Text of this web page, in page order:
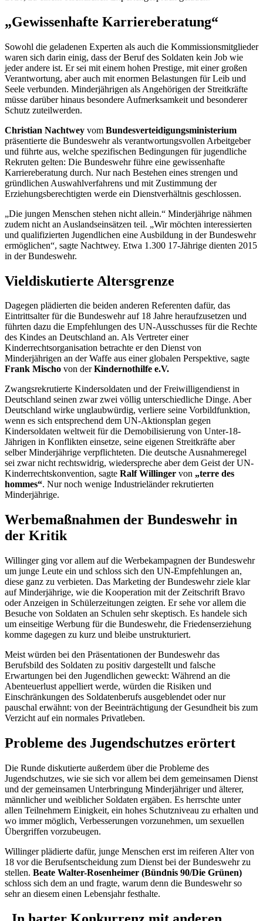
„Gewissenhafte Karriereberatung“
Sowohl die geladenen Experten als auch die Kommissionsmitglieder
waren sich darin einig, dass der Beruf des Soldaten kein Job wie
jeder andere ist. Er sei mit einem hohen Prestige, mit einer großen
Verantwortung, aber auch mit enormen Belastungen für Leib und
Seele verbunden. Minderjährigen als Angehörigen der Streitkräfte
müsse darüber hinaus besondere Aufmerksamkeit und besonderer
Schutz zuteilwerden.
Christian Nachtwey vom Bundesverteidigungsministerium
präsentierte die Bundeswehr als verantwortungsvollen Arbeitgeber
und führte aus, welche spezifischen Bedingungen für jugendliche
Rekruten gelten: Die Bundeswehr führe eine gewissenhafte
Karriereberatung durch. Nur nach Bestehen eines strengen und
gründlichen Auswahlverfahrens und mit Zustimmung der
Erziehungsberechtigten werde ein Dienstverhältnis geschlossen.
„Die jungen Menschen stehen nicht allein.“ Minderjährige nähmen
zudem nicht an Auslandseinsätzen teil. „Wir möchten interessierten
und qualifizierten Jugendlichen eine Ausbildung in der Bundeswehr
ermöglichen“, sagte Nachtwey. Etwa 1.300 17-Jährige dienten 2015
in der Bundeswehr.
Vieldiskutierte Altersgrenze
Dagegen plädierten die beiden anderen Referenten dafür, das
Eintrittsalter für die Bundeswehr auf 18 Jahre heraufzusetzen und
führten dazu die Empfehlungen des UN-Ausschusses für die Rechte
des Kindes an Deutschland an. Als Vertreter einer
Kinderrechtsorganisation betrachte er den Dienst von
Minderjährigen an der Waffe aus einer globalen Perspektive, sagte
Frank Mischo von derKindernothilfe e.V.
Zwangsrekrutierte Kindersoldaten und der Freiwilligendienst in
Deutschland seinen zwar zwei völlig unterschiedliche Dinge. Aber
Deutschland wirke unglaubwürdig, verliere seine Vorbildfunktion,
wenn es sich entsprechend dem UN-Aktionsplan gegen
Kindersoldaten weltweit für die Demobilisierung von Unter-18-
Jährigen in Konflikten einsetze, seine eigenen Streitkräfte aber
selber Minderjährige verpflichteten. Die deutsche Ausnahmeregel
sei zwar nicht rechtswidrig, wiederspreche aber dem Geist der UN-
Kinderrechtskonvention, sagte Ralf Willinger von „terre des
hommes“. Nur noch wenige Industrieländer rekrutierten
Minderjährige.
Werbemaßnahmen der Bundeswehr in
der Kritik
Willinger ging vor allem auf die Werbekampagnen der Bundeswehr
um junge Leute ein und schloss sich den UN-Empfehlungen an,
diese ganz zu verbieten. Das Marketing der Bundeswehr ziele klar
auf Minderjährige, wie die Kooperation mit der Zeitschrift Bravo
oder Anzeigen in Schülerzeitungen zeigten. Er sehe vor allem die
Besuche von Soldaten an Schulen sehr skeptisch. Es handele sich
um einseitige Werbung für die Bundeswehr, die Friedenserziehung
komme dagegen zu kurz und bleibe unstrukturiert.
Meist würden bei den Präsentationen der Bundeswehr das
Berufsbild des Soldaten zu positiv dargestellt und falsche
Erwartungen bei den Jugendlichen geweckt: Während an die
Abenteuerlust appelliert werde, würden die Risiken und
Einschränkungen des Soldatenberufs ausgeblendet oder nur
pauschal erwähnt: von der Beeinträchtigung der Gesundheit bis zum
Verzicht auf ein normales Privatleben.
Probleme des Jugendschutzes erörtert
Die Runde diskutierte außerdem über die Probleme des
Jugendschutzes, wie sie sich vor allem bei dem gemeinsamen Dienst
und der gemeinsamen Unterbringung Minderjähriger und älterer,
männlicher und weiblicher Soldaten ergäben. Es herrschte unter
allen Teilnehmern Einigkeit, ein hohes Schutzniveau zu erhalten und
wo immer möglich, Verbesserungen vorzunehmen, um sexuellen
Übergriffen vorzubeugen.
Willinger plädierte dafür, junge Menschen erst im reiferen Alter von
18 vor die Berufsentscheidung zum Dienst bei der Bundeswehr zu
stellen. Beate Walter-Rosenheimer (Bündnis 90/Die Grünen)
schloss sich dem an und fragte, warum denn die Bundeswehr so
sehr an diesem einen Lebensjahr festhalte.